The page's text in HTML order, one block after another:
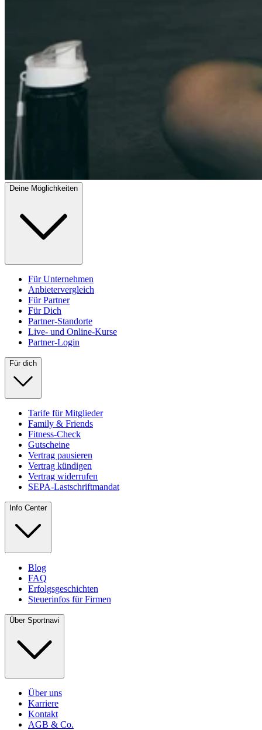
Deine Möglichkeiten
Für Unternehmen
Anbietervergleich
Für Partner
Für Dich
Partner-Standorte
Live- und Online-Kurse
Partner-Login
Für dich
Tarife für Mitglieder
Family & Friends
Fitness-Check
Gutscheine
Vertrag pausieren
Vertrag kündigen
Vertrag widerrufen
SEPA-Lastschriftmandat
Info Center
Blog
FAQ
Erfolgsgeschichten
Steuerinfos für Firmen
Über Sportnavi
Über uns
Karriere
Kontakt
AGB & Co.